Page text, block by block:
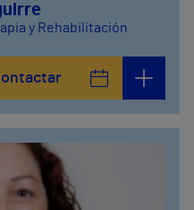
y Rehabilitación